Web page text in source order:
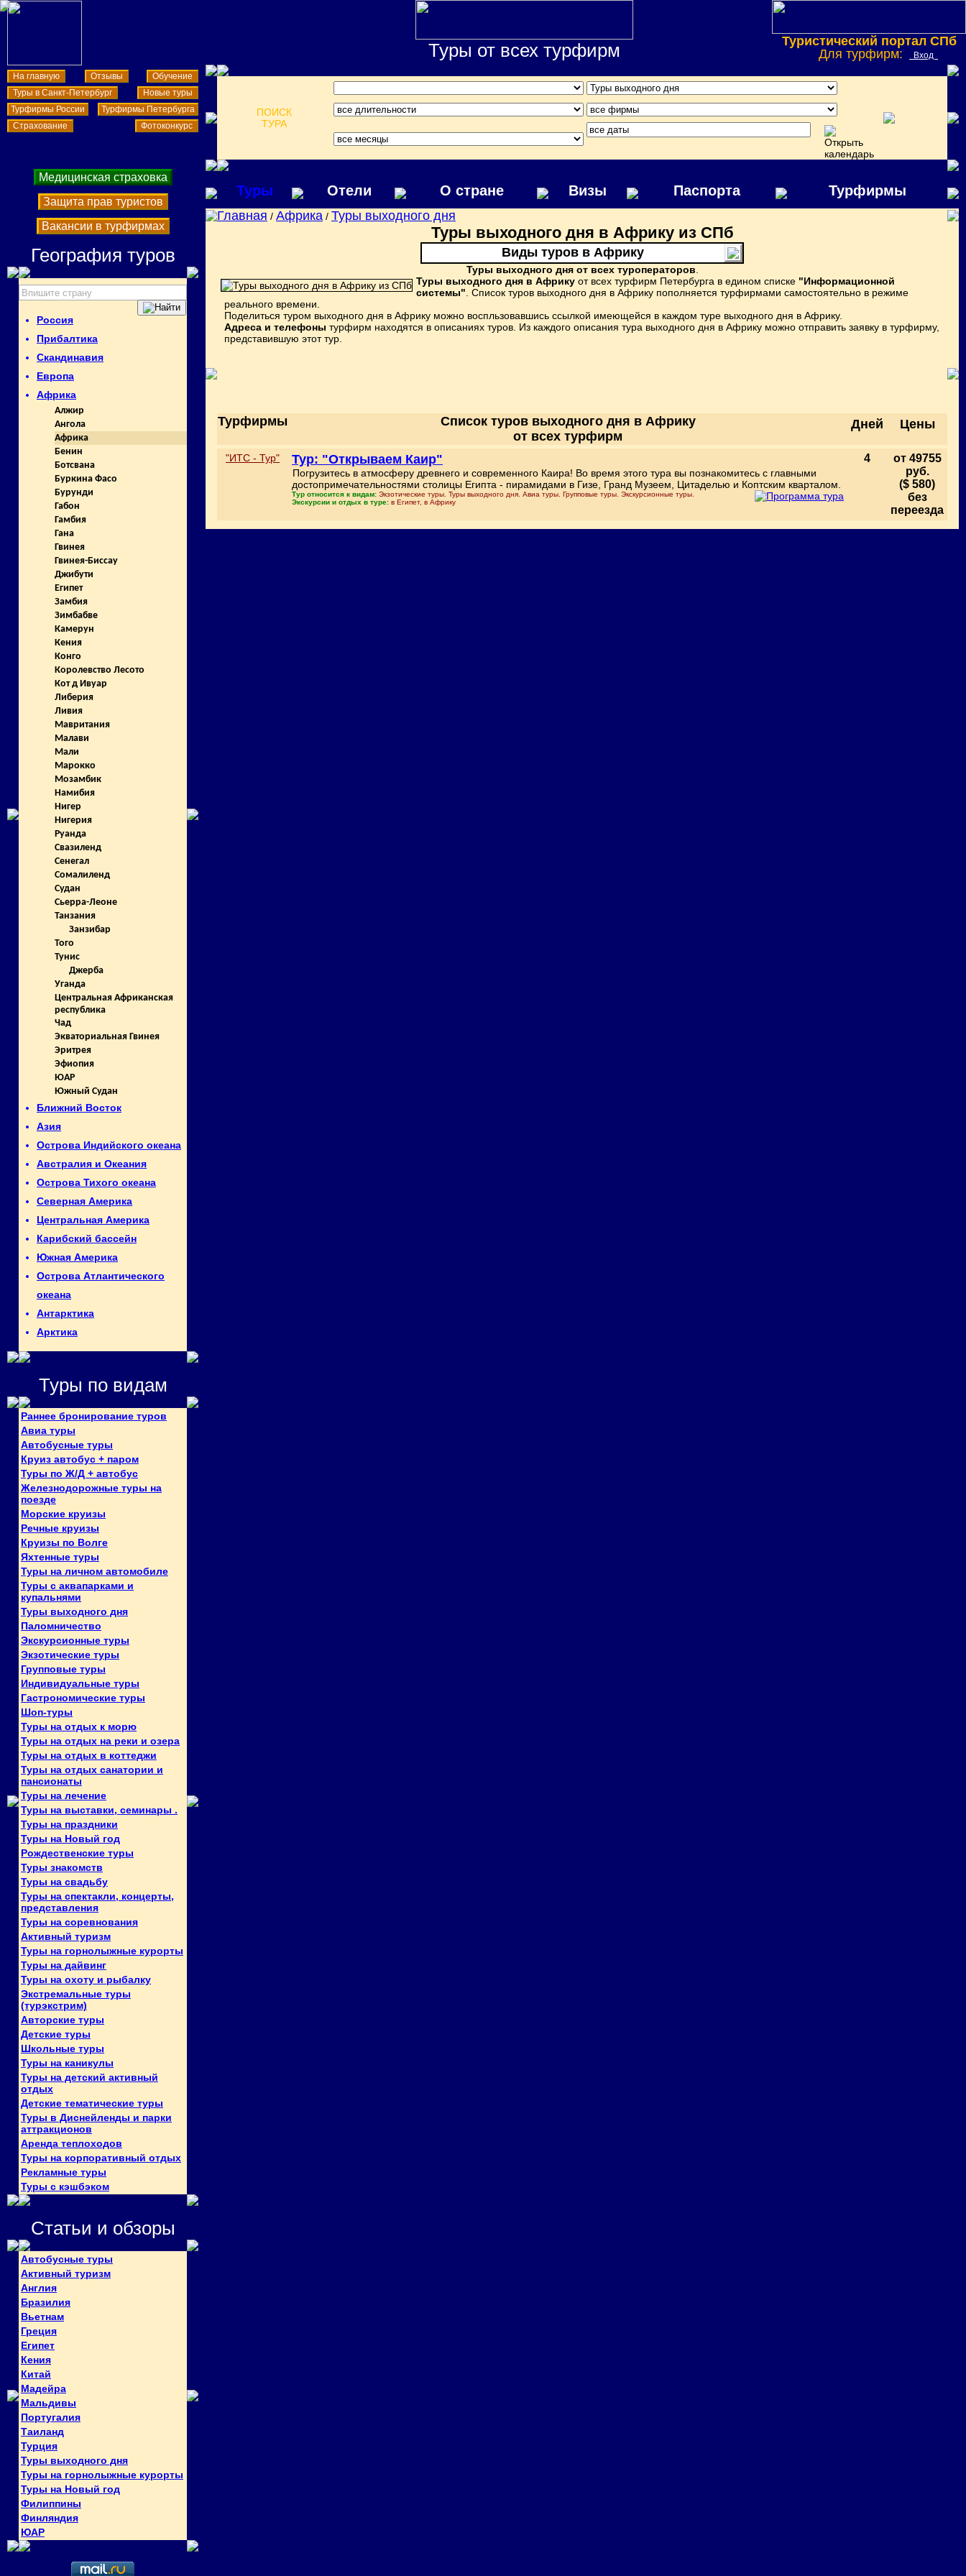
Туры от всех турфирм
Туристический портал СПб
Для турфирм:
Вход
На главную Отзывы
Обучение
Туры в Санкт-Петербург
Новые туры
Турфирмы России
Турфирмы Петербурга
Страхование
Фотоконкурс
ПОИСК
ТУРА
Медицинская страховка
Защита прав туристов
Вакансии в турфирмах
География туров
Россия
Прибалтика
Скандинавия
Европа
Африка
Алжир
Ангола
Африка
Бенин
Ботсвана
Буркина Фасо
Бурунди
Габон
Гамбия
Гана
Гвинея
Гвинея-Биссау
Джибути
Египет
Замбия
Зимбабве
Камерун
Кения
Конго
Королевство Лесото
Кот д Ивуар
Либерия
Ливия
Мавритания
Малави
Мали
Марокко
Мозамбик
Намибия
Нигер
Нигерия
Руанда
Свазиленд
Сенегал
Сомалиленд
Судан
Сьерра-Леоне
Танзания
Занзибар
Того
Тунис
Джерба
Уганда
Центральная Африканская
республика
Чад
Экваториальная Гвинея
Эритрея
Эфиопия
ЮАР
Южный Судан
Ближний Восток
Азия
Острова Индийского океана
Австралия и Океания
Острова Тихого океана
Северная Америка
Центральная Америка
Карибский бассейн
Южная Америка
Острова Атлантического
океана
Антарктика
Арктика
Туры по видам
Раннее бронирование туров
Авиа туры
Автобусные туры
Круиз автобус + паром
Туры по Ж/Д + автобус
Железнодорожные туры на
поезде
Морские круизы
Речные круизы
Круизы по Волге
Яхтенные туры
Туры на личном автомобиле
Туры с аквапарками и
купальнями
Туры выходного дня
Паломничество
Экскурсионные туры
Экзотические туры
Групповые туры
Индивидуальные туры
Гастрономические туры
Шоп-туры
Туры на отдых к морю
Туры на отдых на реки и озера
Туры на отдых в коттеджи
Туры на отдых санатории и
пансионаты
Туры на лечение
Туры на выставки, семинары .
Туры на праздники
Туры на Новый год
Рождественские туры
Туры знакомств
Туры на свадьбу
Туры на спектакли, концерты,
представления
Туры на соревнования
Активный туризм
Туры на горнолыжные курорты
Туры на дайвинг
Туры на охоту и рыбалку
Экстремальные туры
(турэкстрим)
Авторские туры
Детские туры
Школьные туры
Туры на каникулы
Туры на детский активный
отдых
Детские тематические туры
Туры в Диснейленды и парки
аттракционов
Аренда теплоходов
Туры на корпоративный отдых
Рекламные туры
Туры с кэшбэком
Статьи и обзоры
Автобусные туры
Активный туризм
Англия
Бразилия
Вьетнам
Греция
Египет
Кения
Китай
Мадейра
Мальдивы
Португалия
Таиланд
Турция
Туры выходного дня
Туры на горнолыжные курорты
Туры на Новый год
Филиппины
Финляндия
ЮАР
Туры Отели О стране Визы Паспорта Турфирмы
Главная / Африка / Туры выходного дня
Туры выходного дня в Африку из СПб
Виды туров в Африку
Туры выходного дня от всех туроператоров
Туры выходного дня в Африку от всех турфирм Петербурга в едином списке "Информационной
системы" . Список туров выходного дня в Африку пополняется турфирмами самостоятельно в режиме
реального времени.
Поделиться туром выходного дня в Африку можно воспльзовавшись ссылкой имеющейся в каждом туре выходного дня в Африку.
Адреса и телефоны турфирм находятся в описаниях туров. Из каждого описания тура выходного дня в Африку можно отправить заявку в турфирму,
представившую этот тур.
Турфирмы
Список туров выходного дня в Африку
от всех турфирм
Дней Цены
"ИТС - Тур" Тур: "Открываем Каир"
Погрузитесь в атмосферу древнего и современного Каира! Во время этого тура вы познакомитесь с главными
достопримечательностями столицы Египта - пирамидами в Гизе, Гранд Музеем, Цитаделью и Коптским кварталом.
Тур относится к видам: Экзотические туры. Туры выходного дня. Авиа туры. Групповые туры. Экскурсионные туры.
Экскурсии и отдых в туре: в Египет, в Африку
4
от 49755
руб.
($ 580)
без
переезда